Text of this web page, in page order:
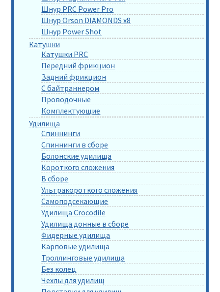
Шнур PRC Power Pro
Шнур Orson DIAMONDS x8
Шнур Power Shot
Катушки
Катушки PRC
Передний фрикцион
Задний фрикцион
С байтраннером
Проводочные
Комплектующие
Удилища
Спиннинги
Спиннинги в сборе
Болонские удилища
Короткого сложения
В сборе
Ультракороткого сложения
Самоподсекающие
Удилища Crocodile
Удилища донные в сборе
Фидерные удилища
Карповые удилища
Троллинговые удилища
Без колец
Чехлы для удилищ